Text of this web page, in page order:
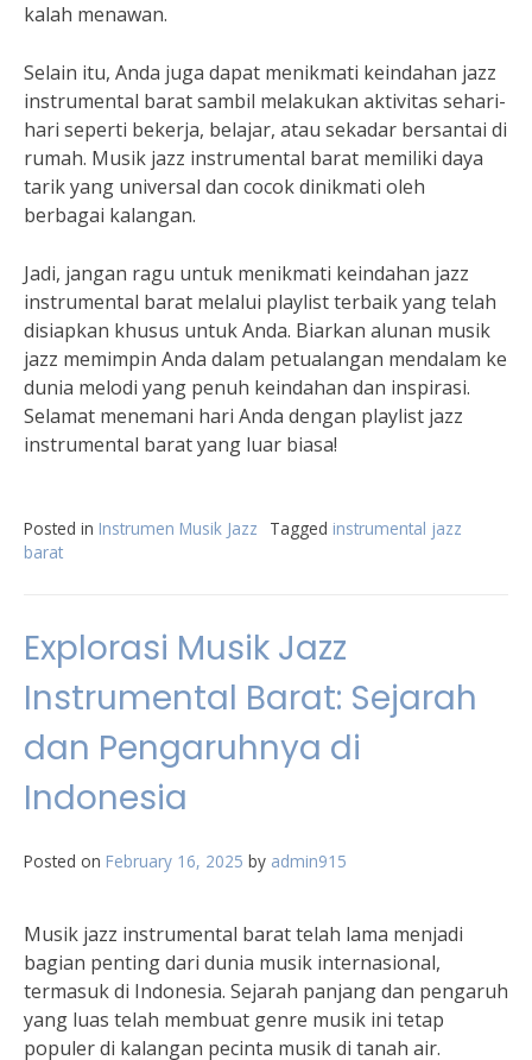
kalah menawan.
Selain itu, Anda juga dapat menikmati keindahan jazz
instrumental barat sambil melakukan aktivitas sehari-
hari seperti bekerja, belajar, atau sekadar bersantai di
rumah. Musik jazz instrumental barat memiliki daya
tarik yang universal dan cocok dinikmati oleh
berbagai kalangan.
Jadi, jangan ragu untuk menikmati keindahan jazz
instrumental barat melalui playlist terbaik yang telah
disiapkan khusus untuk Anda. Biarkan alunan musik
jazz memimpin Anda dalam petualangan mendalam ke
dunia melodi yang penuh keindahan dan inspirasi.
Selamat menemani hari Anda dengan playlist jazz
instrumental barat yang luar biasa!
Posted in Instrumen Musik Jazz Tagged instrumental jazz
barat
Explorasi Musik Jazz
Instrumental Barat: Sejarah
dan Pengaruhnya di
Indonesia
Posted on February 16, 2025 by admin915
Musik jazz instrumental barat telah lama menjadi
bagian penting dari dunia musik internasional,
termasuk di Indonesia. Sejarah panjang dan pengaruh
yang luas telah membuat genre musik ini tetap
populer di kalangan pecinta musik di tanah air.